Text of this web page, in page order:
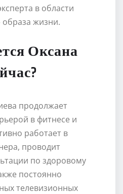
в области
образа жизни.
Оксана
продолжает
в фитнесе и
работает в
проводит
по здоровому
постоянно
телевизионных